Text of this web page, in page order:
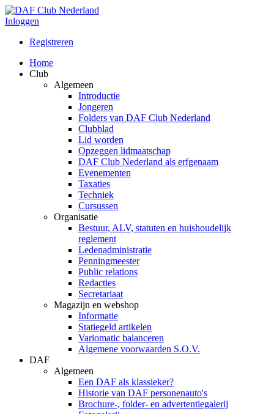
Inloggen
Registreren
Home
Club
Algemeen
Introductie
Jongeren
Folders van DAF Club Nederland
Clubblad
Lid worden
Opzeggen lidmaatschap
DAF Club Nederland als erfgenaam
Evenementen
Taxaties
Techniek
Cursussen
Organisatie
Bestuur, ALV, statuten en huishoudelijk
reglement
Ledenadministratie
Penningmeester
Public relations
Redacties
Secretariaat
Magazijn en webshop
Informatie
Statiegeld artikelen
Variomatic balanceren
Algemene voorwaarden S.O.V.
DAF
Algemeen
Een DAF als klassieker?
Historie van DAF personenauto's
Brochure-, folder- en advertentiegalerij